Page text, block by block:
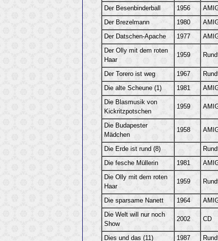
Der Besenbinderball 1956
Der Brezelmann 1980
Der Datschen-Apache 1977
Der Olly mit dem roten
Haar
1959
Der Torero ist weg 1967
Die alte Scheune (1) 1981
Die Blasmusik von
Kickritzpotschen
1959
Die Budapester
Mädchen
1958
Die Erde ist rund (8)
Die fesche Müllerin 1981
Die Olly mit dem roten
Haar
1959
Die sparsame Nanett 1964
Die Welt will nur noch
Show
2002 CD
Dies und das (11) 1987